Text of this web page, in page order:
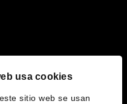
usa cookies
sitio web se usan